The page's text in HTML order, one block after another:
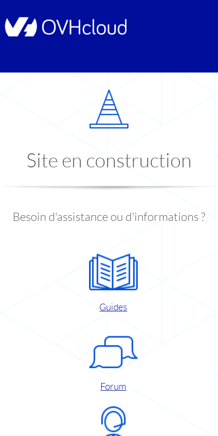
Site en construction
Besoin d'assistance ou d'informations ?
Guides
Forum